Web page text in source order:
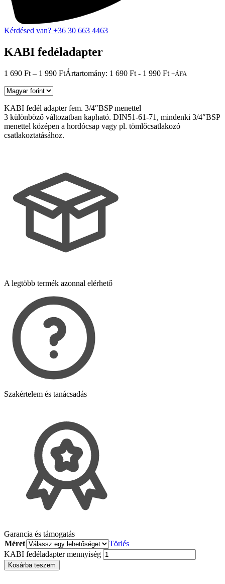
Kérdésed van? +36 30 663 4463
KABI fedéladapter
1 690 Ft – 1 990 FtÁrtartomány: 1 690 Ft - 1 990 Ft +ÁFA
KABI fedél adapter fem. 3/4″BSP menettel
3 különböző változatban kapható. DIN51-61-71, mindenki 3/4″BSP
menettel középen a hordócsap vagy pl. tömlőcsatlakozó
csatlakoztatásához.
A legtöbb termék azonnal elérhető
Szakértelem és tanácsadás
Garancia és támogatás
Méret
Törlés
KABI fedéladapter mennyiség
Kosárba teszem